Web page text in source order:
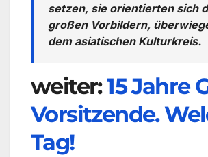
setzen, sie orientierten sich
großen Vorbildern,
dem asiatischen Kulturkreis.
weiter:15 Jahre
Vorsitzende.
Tag!